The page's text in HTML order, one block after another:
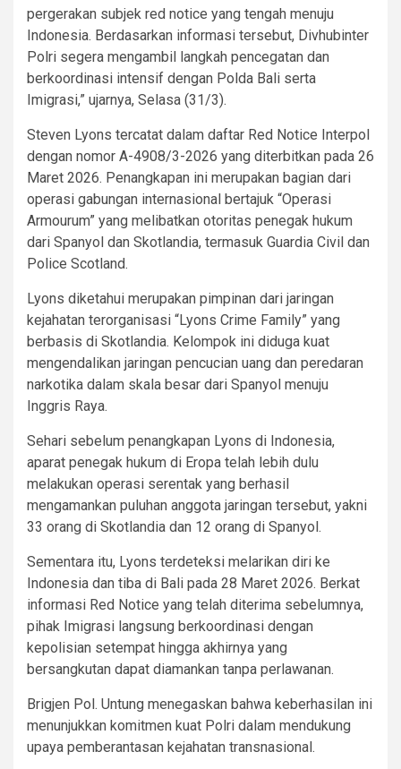
pergerakan subjek red notice yang tengah menuju
Indonesia. Berdasarkan informasi tersebut, Divhubinter
Polri segera mengambil langkah pencegatan dan
berkoordinasi intensif dengan Polda Bali serta
Imigrasi,” ujarnya, Selasa (31/3).
Steven Lyons tercatat dalam daftar Red Notice Interpol
dengan nomor A-4908/3-2026 yang diterbitkan pada 26
Maret 2026. Penangkapan ini merupakan bagian dari
operasi gabungan internasional bertajuk “Operasi
Armourum” yang melibatkan otoritas penegak hukum
dari Spanyol dan Skotlandia, termasuk Guardia Civil dan
Police Scotland.
Lyons diketahui merupakan pimpinan dari jaringan
kejahatan terorganisasi “Lyons Crime Family” yang
berbasis di Skotlandia. Kelompok ini diduga kuat
mengendalikan jaringan pencucian uang dan peredaran
narkotika dalam skala besar dari Spanyol menuju
Inggris Raya.
Sehari sebelum penangkapan Lyons di Indonesia,
aparat penegak hukum di Eropa telah lebih dulu
melakukan operasi serentak yang berhasil
mengamankan puluhan anggota jaringan tersebut, yakni
33 orang di Skotlandia dan 12 orang di Spanyol.
Sementara itu, Lyons terdeteksi melarikan diri ke
Indonesia dan tiba di Bali pada 28 Maret 2026. Berkat
informasi Red Notice yang telah diterima sebelumnya,
pihak Imigrasi langsung berkoordinasi dengan
kepolisian setempat hingga akhirnya yang
bersangkutan dapat diamankan tanpa perlawanan.
Brigjen Pol. Untung menegaskan bahwa keberhasilan ini
menunjukkan komitmen kuat Polri dalam mendukung
upaya pemberantasan kejahatan transnasional.